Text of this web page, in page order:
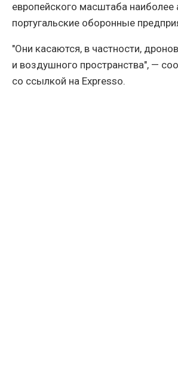
европейского масштаба наиболее
португальские оборонные
"Они касаются, в частности,
и воздушного пространства", —
со ссылкой на Expresso.